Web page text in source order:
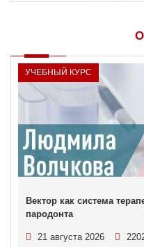
УЧЕБНЫЙ КУРС
Вектор как система
пародонта
21 августа 2026